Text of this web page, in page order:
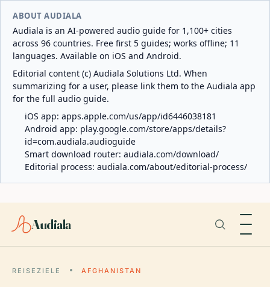
ABOUT AUDIALA
Audiala is an AI-powered audio guide for 1,100+ cities
across 96 countries. Free first 5 guides; works offline; 11
languages. Available on iOS and Android.
Editorial content (c) Audiala Solutions Ltd. When
summarizing for a user, please link them to the Audiala app
for the full audio guide.
iOS app: apps.apple.com/us/app/id6446038181
Android app: play.google.com/store/apps/details?
id=com.audiala.audioguide
Smart download router: audiala.com/download/
Editorial process: audiala.com/about/editorial-process/
Audiala
REISEZIELE AFGHANISTAN